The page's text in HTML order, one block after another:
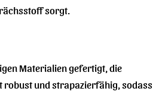
sorgt.
Materialien gefertigt, die
robust und strapazierfähig, sodass